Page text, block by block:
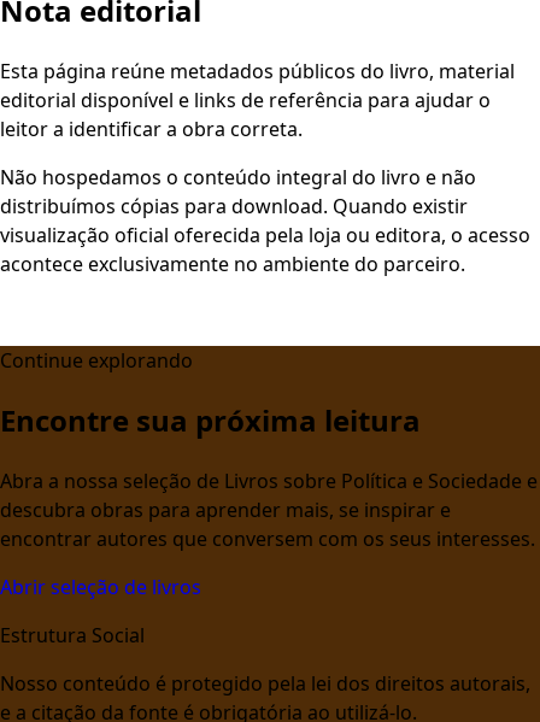
Nota editorial
Esta página reúne metadados públicos do livro, material
editorial disponível e links de referência para ajudar o
leitor a identificar a obra correta.
Não hospedamos o conteúdo integral do livro e não
distribuímos cópias para download. Quando existir
visualização oficial oferecida pela loja ou editora, o acesso
acontece exclusivamente no ambiente do parceiro.
Continue explorando
Encontre sua próxima leitura
Abra a nossa seleção de Livros sobre Política e Sociedade e
descubra obras para aprender mais, se inspirar e
encontrar autores que conversem com os seus interesses.
Abrir seleção de livros
Estrutura Social
Nosso conteúdo é protegido pela lei dos direitos autorais,
e a citação da fonte é obrigatória ao utilizá-lo.